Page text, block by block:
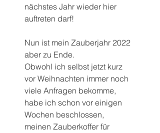
nächstes Jahr wieder hier
auftreten darf!
Nun ist mein Zauberjahr 2022
aber zu Ende.
Obwohl ich selbst jetzt kurz
vor Weihnachten immer noch
viele Anfragen bekomme,
habe ich schon vor einigen
Wochen beschlossen,
meinen Zauberkoffer für